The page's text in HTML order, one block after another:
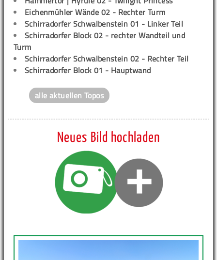
Eichenmühler Wände 02 - Rechter Turm
Schirradorfer Schwalbenstein 01 - Linker Teil
Schirradorfer Block 02 - rechter Wandteil und
Turm
Schirradorfer Schwalbenstein 02 - Rechter Teil
Schirradorfer Block 01 - Hauptwand
alle aktuellen Topos
Neues Bild hochladen